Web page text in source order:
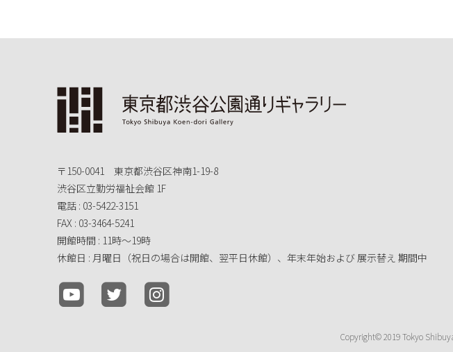
〒150-0041 東京都渋谷区神南1-19-8
渋谷区立勤労福祉会館 1F
電話 : 03-5422-3151
FAX : 03-3464-5241
開館時間 : 11時～19時
休館日 : 月曜日（祝日の場合は開館、翌平日休館）、年末年始および 展示替え 期間中
Copyright© 2019 Tokyo